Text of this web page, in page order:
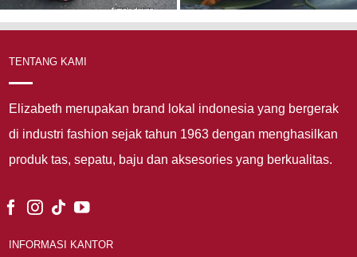
TENTANG KAMI
Elizabeth merupakan brand lokal indonesia yang bergerak
di industri fashion sejak tahun 1963 dengan menghasilkan
produk tas, sepatu, baju dan aksesories yang berkualitas.
INFORMASI KANTOR